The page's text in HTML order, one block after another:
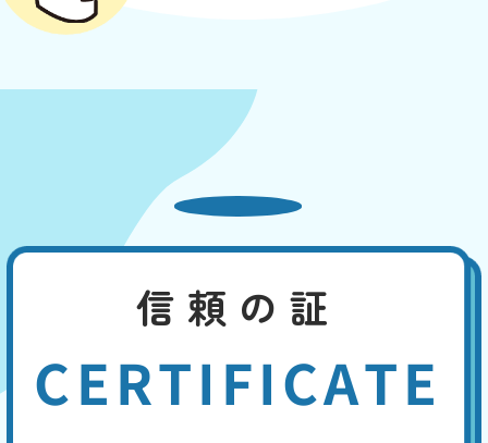
信頼の証
CERTIFICATE